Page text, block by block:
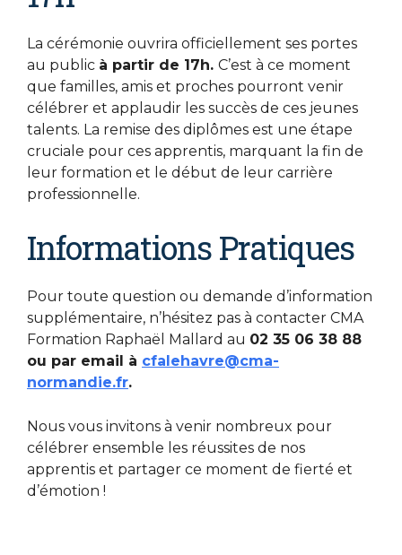
La cérémonie ouvrira officiellement ses portes
au public à partir de 17h. C’est à ce moment
que familles, amis et proches pourront venir
célébrer et applaudir les succès de ces jeunes
talents. La remise des diplômes est une étape
cruciale pour ces apprentis, marquant la fin de
leur formation et le début de leur carrière
professionnelle.
Informations Pratiques
Pour toute question ou demande d’information
supplémentaire, n’hésitez pas à contacter CMA
Formation Raphaël Mallard au 02 35 06 38 88
ou par email à cfalehavre@cma-
normandie.fr.
Nous vous invitons à venir nombreux pour
célébrer ensemble les réussites de nos
apprentis et partager ce moment de fierté et
d’émotion !